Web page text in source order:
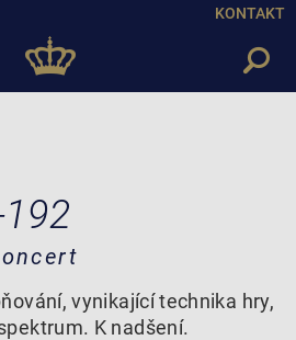
KONTAKT
vynikající technika hry,
K nadšení.